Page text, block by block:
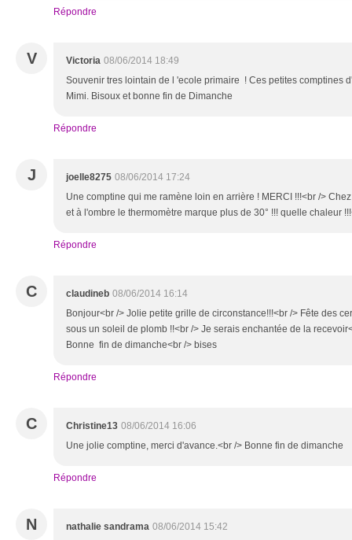
Répondre
V Victoria 08/06/2014 18:49
Souvenir tres lointain de l 'ecole primaire ! Ces petites comptines
Mimi. Bisoux et bonne fin de Dimanche
Répondre
J joelle8275 08/06/2014 17:24
Une comptine qui me ramène loin en arrière ! MERCI !!!<br />
et à l'ombre le thermomètre marque plus de 30° !!! quelle chaleur
Répondre
C claudineb 08/06/2014 16:14
Bonjour<br /> Jolie petite grille de circonstance!!!<br /> Fête des
sous un soleil de plomb !!<br /> Je serais enchantée de la
Bonne fin de dimanche<br /> bises
Répondre
C Christine13 08/06/2014 16:06
Une jolie comptine, merci d'avance.<br /> Bonne fin de dimanche
Répondre
N nathalie sandrama 08/06/2014 15:42